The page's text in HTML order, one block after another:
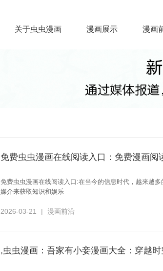
关于虫虫漫画 漫画展示 漫画
2026-03-21 | 漫画前沿
免费虫虫漫画在线阅读入口:在当今的信息时代，越来越
媒介来获取知识和娱乐
,虫虫漫画：吾家有小妾漫画大全：穿越